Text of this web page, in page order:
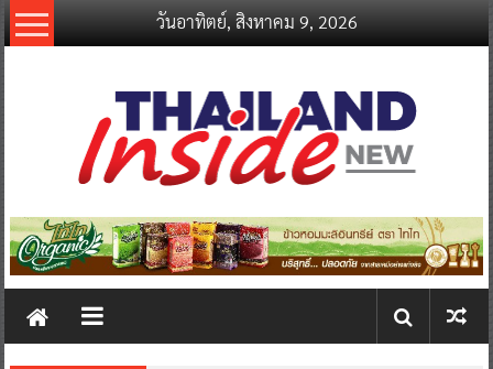
Skip
to
วันอาทิตย์, สิงหาคม 9, 2026
thailandinsidenew.com
Thailand
New